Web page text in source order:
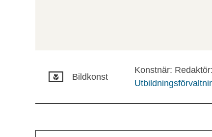
Bildkonst
Konstnär: